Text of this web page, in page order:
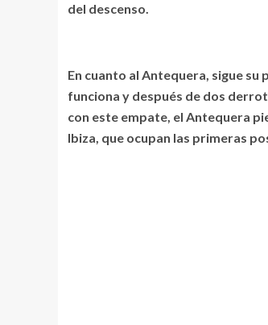
del descenso.
En cuanto al Antequera, sigue su
funciona y después de dos
con este empate, el Antequera
Ibiza, que ocupan las primeras